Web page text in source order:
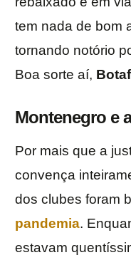
tem nada de bom
tornando notório
Boa sorte aí,
Montenegro e
Por mais que a
convença
dos clubes foram
pandemia.
estavam